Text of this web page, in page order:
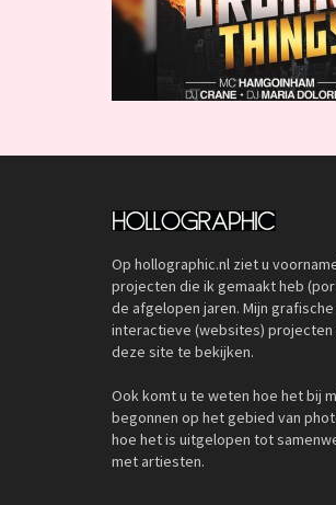
Op hollographic.nl ziet u
projecten die ik gemaakt heb
de afgelopen jaren. Mijn grafische
interactieve (websites) projecten
deze site te bekijken.
Ook komt u te weten hoe het bij
begonnen op het gebied van
hoe het is uitgelopen tot
met artiesten.